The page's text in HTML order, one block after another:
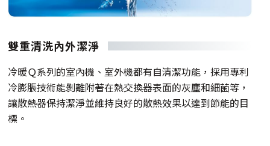
雙重清洗內外潔淨
冷暖Ｑ系列的室內機、室外機都有自清潔功能，採用專利
冷膨脹技術能剝離附著在熱交換器表面的灰塵和細菌等，
讓散熱器保持潔淨並維持良好的散熱效果以達到節能的目
標。